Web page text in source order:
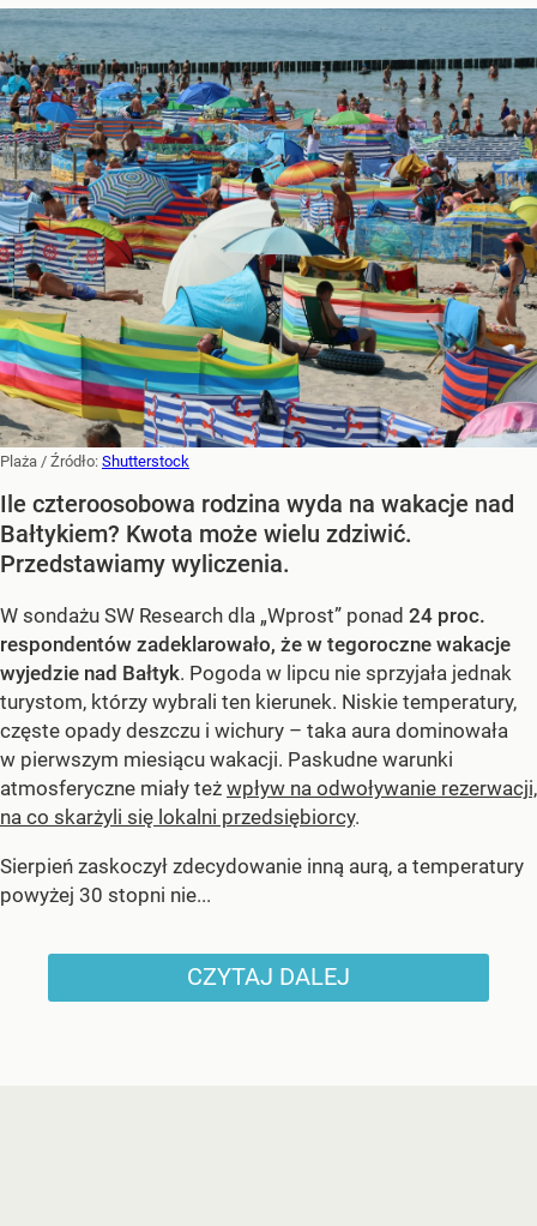
Plaża / Źródło: Shutterstock
Ile czteroosobowa rodzina wyda na wakacje nad
Bałtykiem? Kwota może wielu zdziwić.
Przedstawiamy wyliczenia.
W sondażu SW Research dla „Wprost” ponad 24 proc.
respondentów zadeklarowało, że w tegoroczne wakacje
wyjedzie nad Bałtyk. Pogoda w lipcu nie sprzyjała jednak
turystom, którzy wybrali ten kierunek. Niskie temperatury,
częste opady deszczu i wichury – taka aura dominowała
w pierwszym miesiącu wakacji. Paskudne warunki
atmosferyczne miały też wpływ na odwoływanie rezerwacji,
na co skarżyli się lokalni przedsiębiorcy.
Sierpień zaskoczył zdecydowanie inną aurą, a temperatury
powyżej 30 stopni nie...
CZYTAJ DALEJ